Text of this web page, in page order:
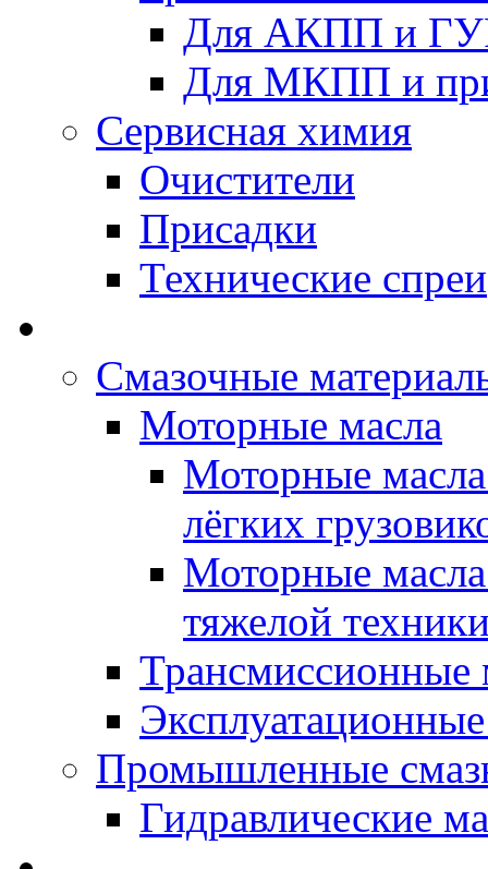
Для АКПП и
Для МКПП и
Сервисная химия
Очистители
Присадки
Технические спреи
Смазочные
Моторные масла
Моторные
лёгких
Моторные
тяжелой
Трансмиссионные
Промышленные
Гидравлические